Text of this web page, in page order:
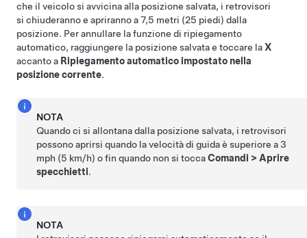
che il veicolo si avvicina alla posizione salvata, i retrovisori
si chiuderanno e apriranno a 7,5 metri (25 piedi) dalla
posizione. Per annullare la funzione di ripiegamento
automatico, raggiungere la posizione salvata e toccare laX
accanto a Ripiegamento automatico impostato nella
posizione corrente.
NOTA
Quando ci si allontana dalla posizione salvata, i retrovisori
possono aprirsi quando la velocità di guida è superiore a3
mph (5 km/h) o fin quando non si toccaComandi > Aprire
specchietti.
NOTA